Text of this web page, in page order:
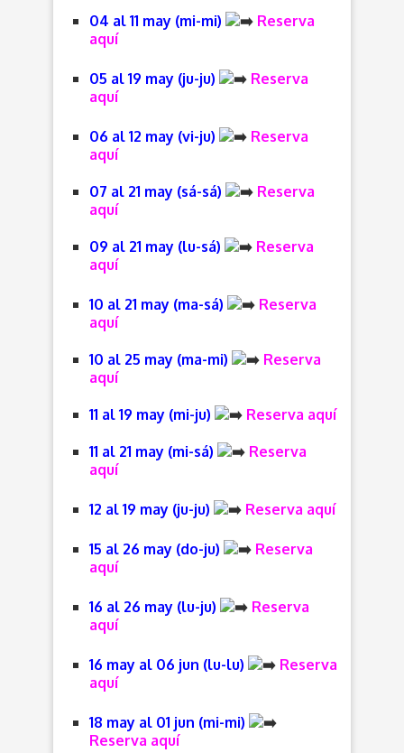
04 al 11 may (mi-mi)
Reserva
aquí
05 al 19 may (ju-ju)
Reserva
aquí
06 al 12 may (vi-ju)
Reserva
aquí
07 al 21 may (sá-sá)
Reserva
aquí
09 al 21 may (lu-sá)
Reserva
aquí
10 al 21 may (ma-sá)
Reserva
aquí
10 al 25 may (ma-mi)
Reserva
aquí
11 al 19 may (mi-ju) Reserva aquí
11 al 21 may (mi-sá)
Reserva
aquí
12 al 19 may (ju-ju) Reserva aquí
15 al 26 may (do-ju)
Reserva
aquí
16 al 26 may (lu-ju)
Reserva
aquí
16 may al 06 jun (lu-lu)
Reserva
aquí
18 may al 01 jun (mi-mi)
Reserva aquí